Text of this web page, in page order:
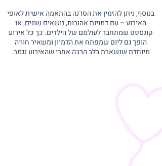
בנוסף, ניתן להזמין את הסדנה בהתאמה אישית לאופי
האירוע – עם דמויות אהובות, נושאים שונים, או
קונספט שמתחבר לעולמם של הילדים. כך כל אירוע
הופך גם ליום שמפתח את הדמיון ומשאיר חוויה
מיוחדת שנשארת בלב הרבה אחרי שהאירוע נגמר.